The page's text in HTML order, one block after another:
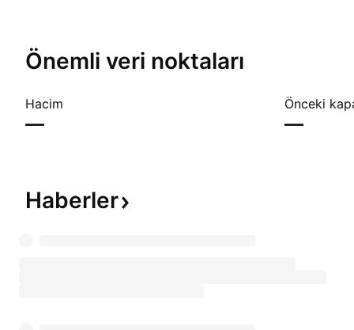
Önemli veri noktaları
Hacim
—
Önceki
—
Haberler